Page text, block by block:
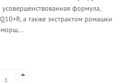
формула,
а также экстрактом ромашки
морщ...